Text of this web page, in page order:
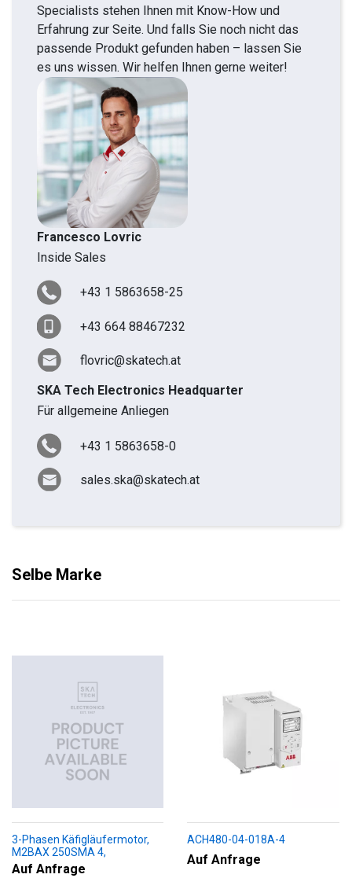
Specialists stehen Ihnen mit Know-How und
Erfahrung zur Seite. Und falls Sie noch nicht das
passende Produkt gefunden haben – lassen Sie
es uns wissen. Wir helfen Ihnen gerne weiter!
Francesco Lovric
Inside Sales
+43 1 5863658-25
+43 664 88467232
flovric@skatech.at
SKA Tech Electronics Headquarter
Für allgemeine Anliegen
+43 1 5863658-0
sales.ska@skatech.at
Selbe Marke
3-Phasen Käfigläufermotor,
M2BAX 250SMA 4,
+188+230+451+009
Auf Anfrage
ACH480-04-018A-4
Auf Anfrage